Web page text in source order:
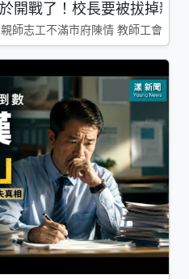
開戰了！校長要被拔掉親
師志工不滿市府陳情 教師工會槓